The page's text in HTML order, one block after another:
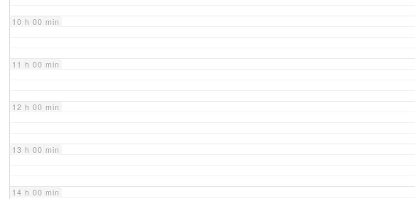
10 h 00 min
11 h 00 min
12 h 00 min
13 h 00 min
14 h 00 min